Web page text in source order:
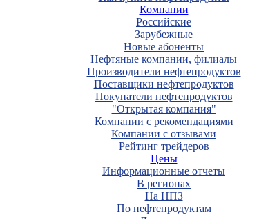
Компании
Российские
Зарубежные
Новые абоненты
Нефтяные компании, филиалы
Производители нефтепродуктов
Поставщики нефтепродуктов
Покупатели нефтепродуктов
"Открытая компания"
Компании с рекомендациями
Компании с отзывами
Рейтинг трейдеров
Цены
Информационные отчеты
В регионах
На НПЗ
По нефтепродуктам